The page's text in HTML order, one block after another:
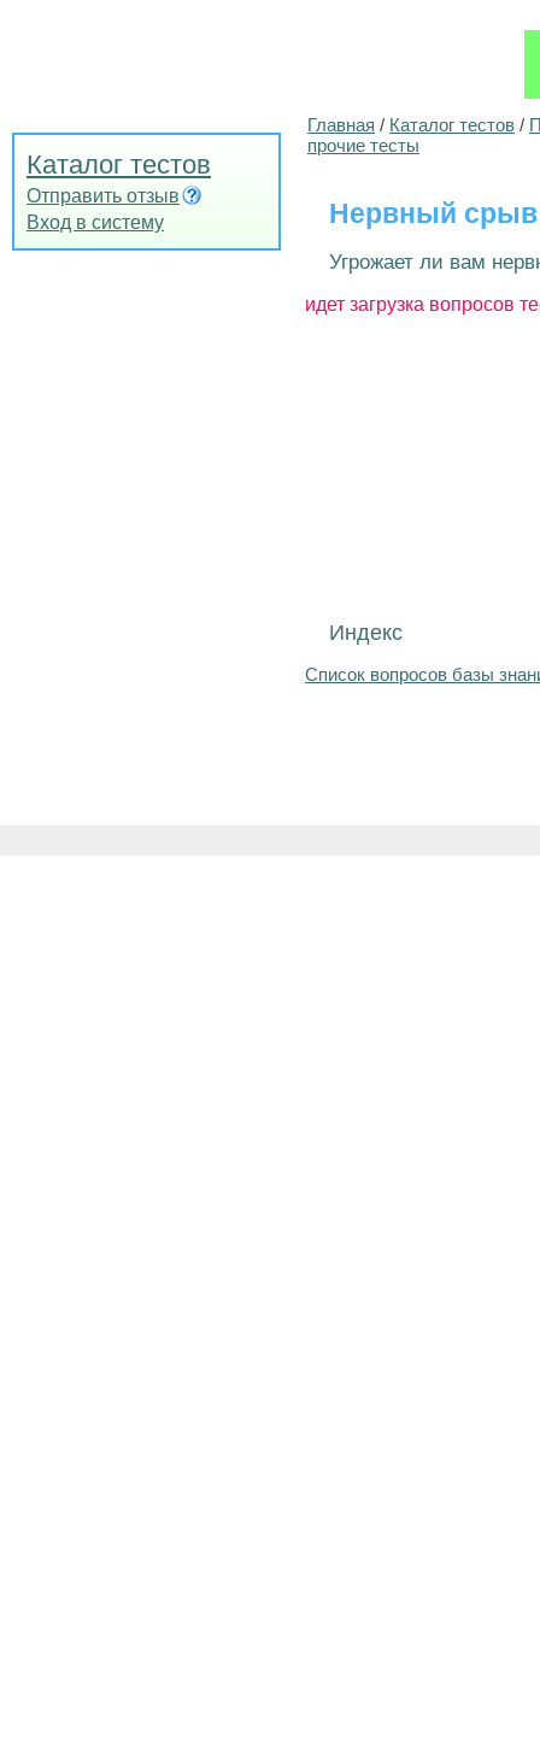
Каталог тестов
Отправить отзыв
Вход в систему
Главная / Каталог тестов /
прочие тесты
Нервный срыв
Угрожает ли вам
идет загрузка вопросов
Индекс
Список вопросов базы